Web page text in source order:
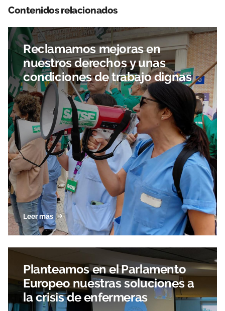
Contenidos relacionados
Reclamamos mejoras en
nuestros derechos y unas
condiciones de trabajo dignas
Leer más
Planteamos en el Parlamento
Europeo nuestras soluciones a
la crisis de enfermeras